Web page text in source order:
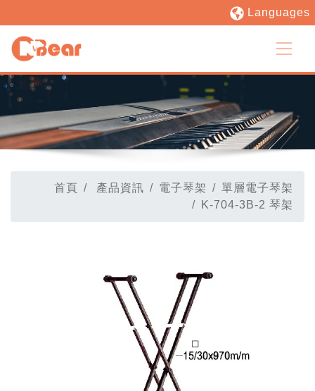
Languages
首頁 產品資訊 電子琴架
單層電子琴架
K-704-3B-2 琴架